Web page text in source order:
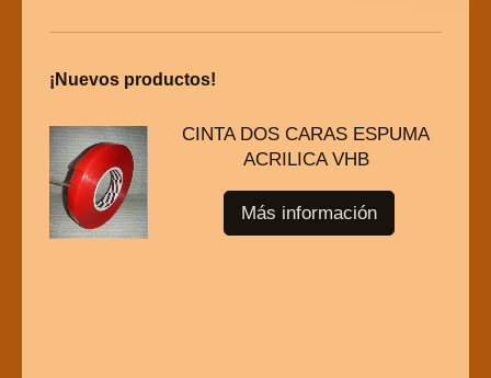
¡Nuevos productos!
CINTA DOS CARAS ESPUMA
ACRILICA VHB
Más información